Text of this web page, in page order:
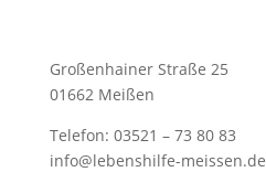
Großenhainer Straße 25
01662 Meißen
Telefon: 03521 – 73 80 83
info@lebenshilfe-meissen.de